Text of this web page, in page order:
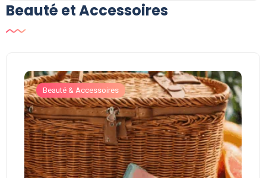
Beauté et Accessoires
Beauté & Accessoires